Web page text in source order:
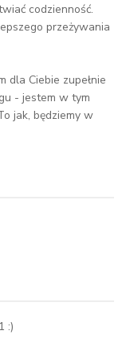
codzienność.
przeżywania
dla Ciebie zupełnie
- jestem w tym
jak, będziemy w
:)